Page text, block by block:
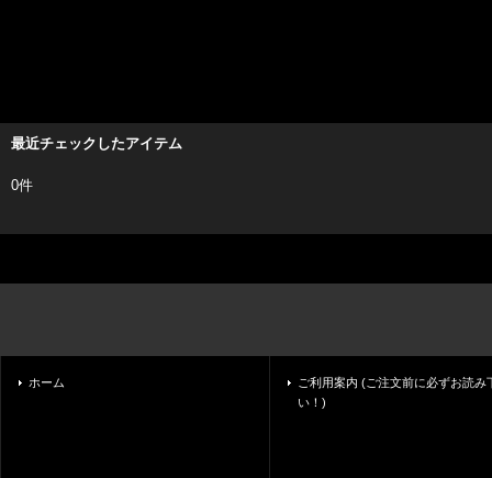
最近チェックしたアイテム
0件
ホーム
ご利用案内 (ご注文前に必ずお読み
い！)